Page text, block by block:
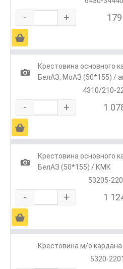
- +
Ä
1
Крестовина основного
БелАЗ, МоАЗ (50*155) /
4310/210-
- + 1
Ä
1
Крестовина основного
БелАЗ (50*155) / КМК
53205-
- + 1
Ä
Крестовина м/о
5320-